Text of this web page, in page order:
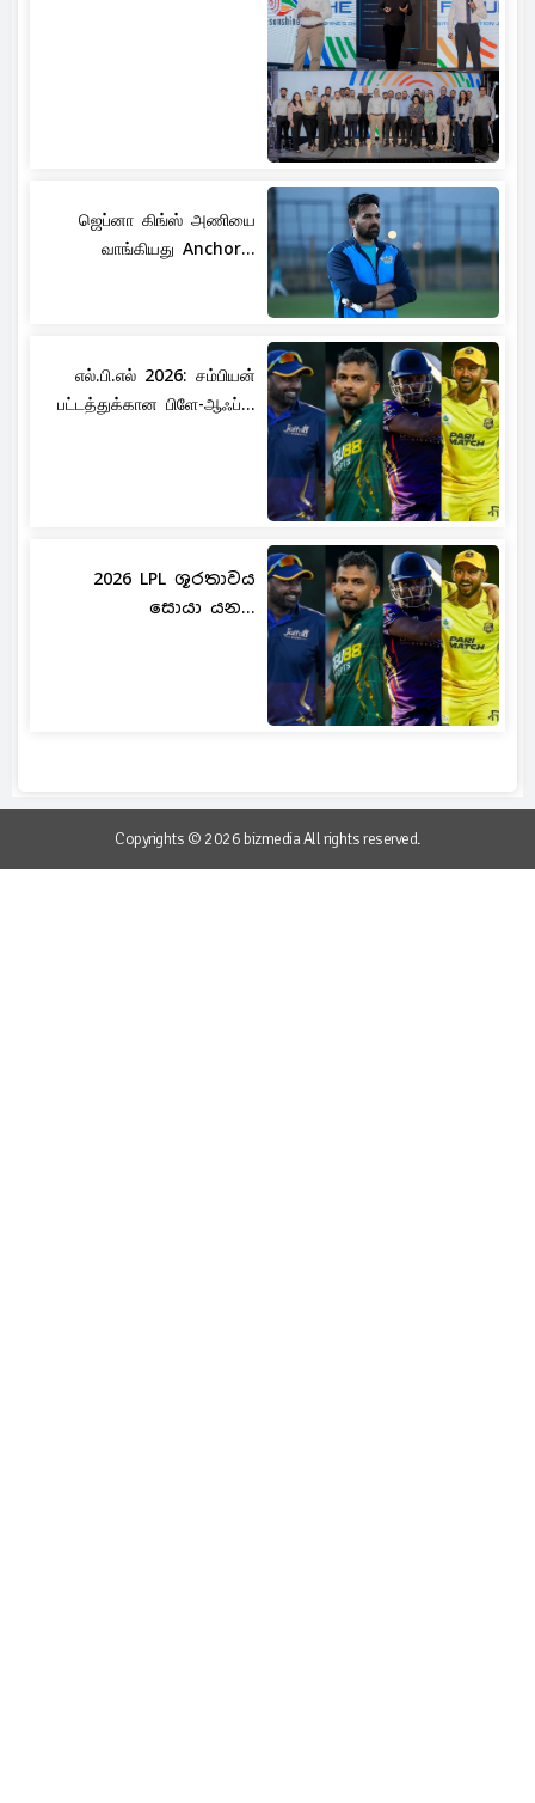
ஜெப்னா கிங்ஸ் அணியை
வாங்கியது Anchor...
எல்.பி.எல் 2026: சம்பியன்
பட்டத்துக்கான பிளே-ஆஃப்...
2026 LPL ශූරතාවය
සොයා යන...
Copyrights © 2026 bizmedia All rights reserved.